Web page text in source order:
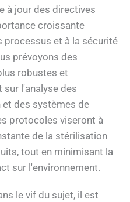
à jour des directives
croissante
processus et à la sécurité
prévoyons des
robustes et
l'analyse des
des systèmes de
protocoles viseront à
de la stérilisation
tout en minimisant la
sur l'environnement.
le vif du sujet, il est